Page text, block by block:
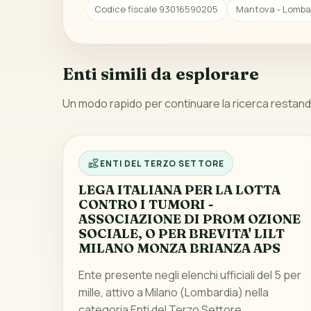
Codice fiscale 93016590205 Mantova -
Enti simili da esplorare
Un modo rapido per continuare la ricerca
ENTI DEL TERZO SETTORE
LEGA ITALIANA PER LA LOTTA
CONTRO I TUMORI -
ASSOCIAZIONE DI PROM OZIONE
SOCIALE, O PER BREVITA' LILT
MILANO MONZA BRIANZA APS
Ente presente negli elenchi ufficiali del 5 per
mille, attivo a Milano (Lombardia) nella